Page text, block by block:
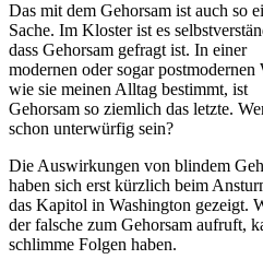
Das mit dem Gehorsam ist auch so
Sache. Im Kloster ist es
dass Gehorsam gefragt ist. In einer
modernen oder sogar postmodernen
wie sie meinen Alltag bestimmt, ist
Gehorsam so ziemlich das letzte.
schon unterwürfig sein?
Die Auswirkungen von blindem
haben sich erst kürzlich beim
das Kapitol in Washington gezeigt.
der falsche zum Gehorsam aufruft,
schlimme Folgen haben.